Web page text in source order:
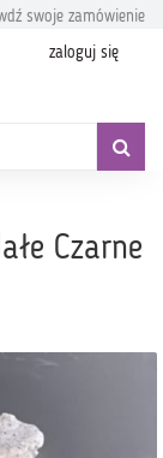
swoje zamówienie
zaloguj się
Czarne